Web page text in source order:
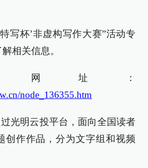
写杯’非虚构写作大赛”活动专
相关信息。
网址：
node_136355.htm
光明云投平台，面向全国读者
创作作品，分为文字组和视频